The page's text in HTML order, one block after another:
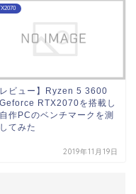
レビュー】Ryzen 5 3600
RTX2070を搭載し
作PCのベンチマークを測
てみた
2019年11月19日